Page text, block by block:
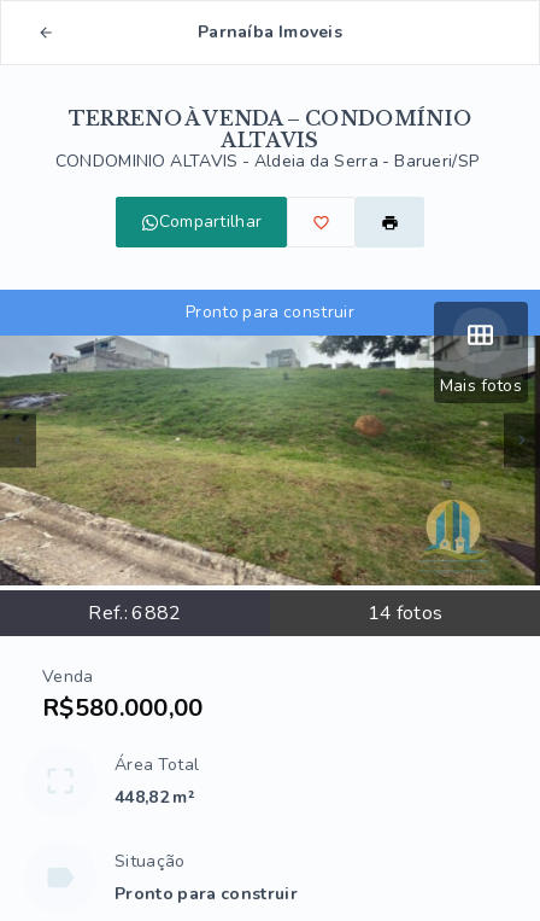
Parnaíba Imoveis
TERRENO À VENDA – CONDOMÍNIO
ALTAVIS
CONDOMINIO ALTAVIS - Aldeia da Serra - Barueri/SP
Compartilhar
Mais fotos
Ref.:6882 14 fotos
Pronto para construir
Venda
R$580.000,00
Área Total
448,82 m²
Situação
Pronto para construir